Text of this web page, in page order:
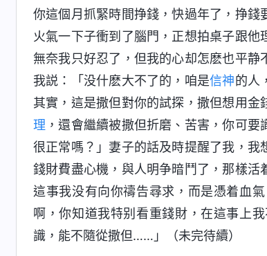
你這個月抓緊時間挣錢，快過年了，挣
火氣一下子衝到了腦門，正想拍桌子跟他
無奈我只好忍了，但我的心却怎麽也平
我説：「没什麽大不了的，咱是信神的人
其實，這是撒但對你的試探，撒但想用
理 ，還會繼續被撒但折磨、苦害，你可
很正常嗎？」妻子的話及時提醒了我，
錢財費盡心機，與人明争暗鬥了，那樣活
這事我没有向你禱告尋求，而是憑着血
啊，你知道我特别看重錢財，在這事上
識，能不隨從撒但……」（未完待續）